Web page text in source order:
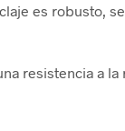
es robusto,
resistencia a